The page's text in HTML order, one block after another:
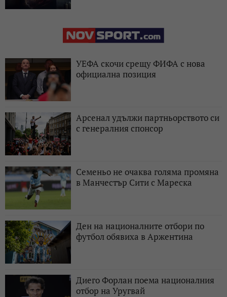
УЕФА скочи срещу ФИФА с нова
официална позиция
Арсенал удължи партньорството си
с генералния спонсор
Семеньо не очаква голяма промяна
в Манчестър Сити с Мареска
Ден на националните отбори по
футбол обявиха в Аржентина
Диего Форлан поема националния
отбор на Уругвай